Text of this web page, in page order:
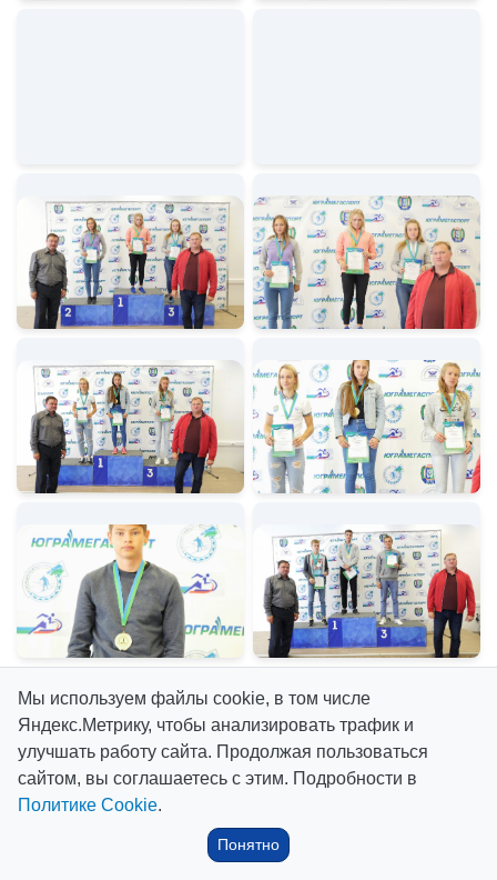
Мы используем файлы cookie, в том числе
Яндекс.Метрику, чтобы анализировать трафик и
улучшать работу сайта. Продолжая пользоваться
сайтом, вы соглашаетесь с этим. Подробности в
Политике Cookie.
Понятно